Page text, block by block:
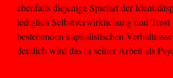
ebenfalls diejenige Spielart der
lediglich Selbstverwirklichung und Trost
bestehenden kapitalistischen
deutlich wird das in seiner Arbeit als